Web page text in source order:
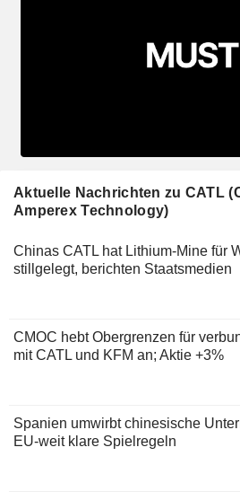
Aktuelle Nachrichten zu CATL
Amperex Technology)
Chinas CATL hat Lithium-Mine für
stillgelegt, berichten Staatsmedien
CMOC hebt Obergrenzen für
mit CATL und KFM an; Aktie +3%
Spanien umwirbt chinesische
EU-weit klare Spielregeln